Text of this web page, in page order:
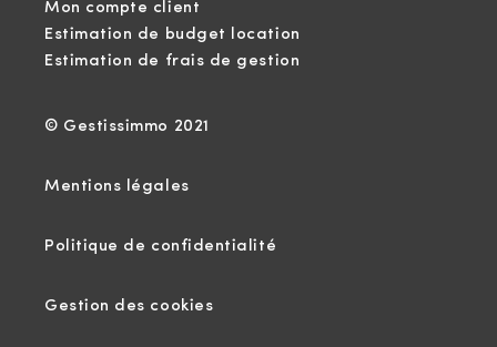
Mon compte client
Estimation de budget location
Estimation de frais de gestion
© Gestissimmo 2021
Mentions légales
Politique de confidentialité
Gestion des cookies